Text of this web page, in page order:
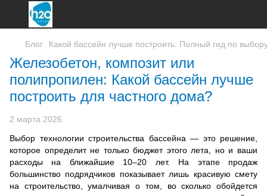
Блог Какой бассейн лучше построить: Полный гид по
Железобетон, композит или
полипропилен: Какой бассейн лучше
построить для частного дома?
2 марта 2026
Выбор технологии строительства бассейна — это решение,
которое определит не только бюджет этого лета, но и ваши
расходы на ближайшие 10–20 лет. На этапе продаж
большинство подрядчиков показывает лишь красивую смету
на строительство, умалчивая о том, во сколько обойдется